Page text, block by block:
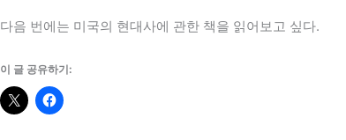
다음 번에는 미국의 현대사에 관한 책을 읽어보고 싶다.
이 글 공유하기: